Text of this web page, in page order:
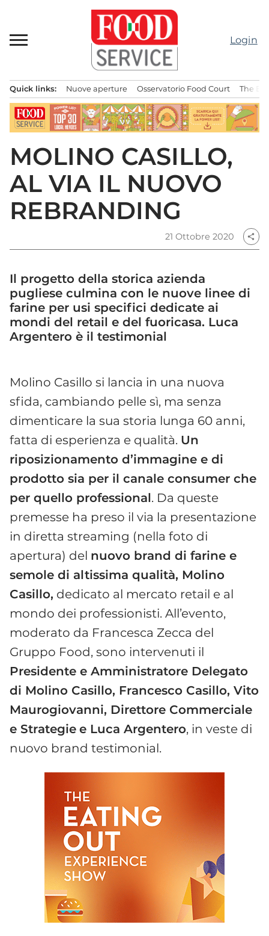
contenuto
Login
principale
Quick links: Nuove aperture Osservatorio Food Court The
MOLINO CASILLO,
AL VIA IL NUOVO
REBRANDING
21 Ottobre 2020 share
Il progetto della storica azienda
pugliese culmina con le nuove linee di
farine per usi specifici dedicate ai
mondi del retail e del fuoricasa. Luca
Argentero è il testimonial
Molino Casillo si lancia in una nuova
sfida, cambiando pelle sì, ma senza
dimenticare la sua storia lunga 60 anni,
fatta di esperienza e qualità. Un
riposizionamento d’immagine e di
prodotto sia per il canale consumer che
per quello professional. Da queste
premesse ha preso il via la presentazione
in diretta streaming (nella foto di
apertura) del nuovo brand di farine e
semole di altissima qualità, Molino
Casillo, dedicato al mercato retail e al
mondo dei professionisti. All’evento,
moderato da Francesca Zecca del
Gruppo Food, sono intervenuti il
Presidente e Amministratore Delegato
di Molino Casillo, Francesco Casillo, Vito
Maurogiovanni, Direttore Commerciale
e Strategie e Luca Argentero, in veste di
nuovo brand testimonial.